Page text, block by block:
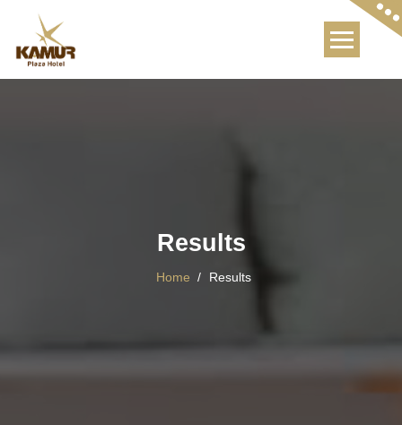
content
Results
Home / Results